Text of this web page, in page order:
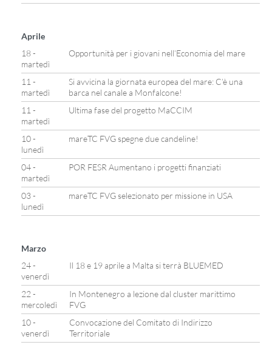
Aprile
18 -
martedì
Opportunità per i giovani nell’Economia del mare
11 -
martedì
Si avvicina la giornata europea del mare: C’è una
barca nel canale a Monfalcone!
11 -
martedì
Ultima fase del progetto MaCCIM
10 -
lunedì
mareTC FVG spegne due candeline!
04 -
martedì
POR FESR Aumentano i progetti finanziati
03 -
lunedì
mareTC FVG selezionato per missione in USA
Marzo
24 -
venerdì
Il 18 e 19 aprile a Malta si terrà BLUEMED
22 -
mercoledì
In Montenegro a lezione dal cluster marittimo
FVG
10 -
venerdì
Convocazione del Comitato di Indirizzo
Territoriale